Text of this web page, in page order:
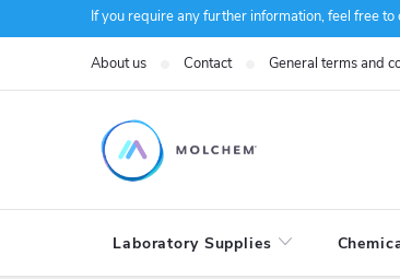
to
If you require any further information, feel free to
About us Contact General terms and
Laboratory Supplies